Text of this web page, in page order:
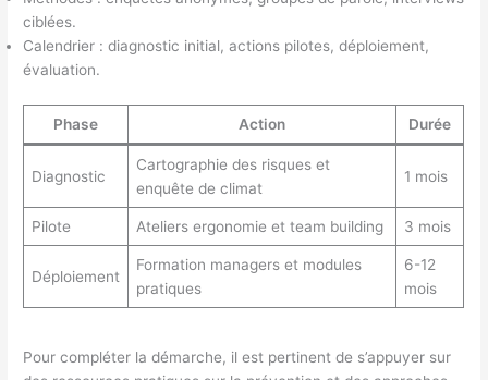
ciblées.
Calendrier : diagnostic initial, actions pilotes, déploiement,
évaluation.
Phase Action Durée
Diagnostic
Cartographie des risques et
enquête de climat
1 mois
Pilote Ateliers ergonomie et team building 3 mois
Déploiement
Formation managers et modules
pratiques
6-12
mois
Pour compléter la démarche, il est pertinent de s’appuyer sur